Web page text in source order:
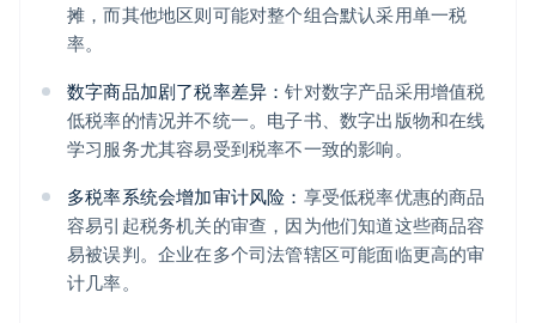
摊，而其他地区则可能对整个组合默认采用单一税
率。
数字商品加剧了税率差异：针对数字产品采用增值税
低税率的情况并不统一。电子书、数字出版物和在线
学习服务尤其容易受到税率不一致的影响。
多税率系统会增加审计风险： 享受低税率优惠的商品
容易引起税务机关的审查，因为他们知道这些商品容
易被误判。企业在多个司法管辖区可能面临更高的审
计几率。